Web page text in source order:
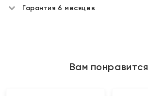
Гарантия 6 месяцев
Вам понравится